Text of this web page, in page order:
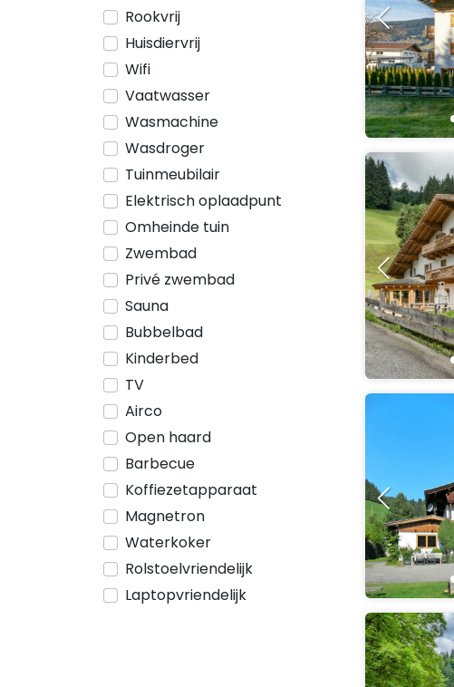
Rookvrij
Huisdiervrij
Wifi
Vaatwasser
Wasmachine
Wasdroger
Tuinmeubilair
Elektrisch oplaadpunt
Omheinde tuin
Zwembad
Privé zwembad
Sauna
Bubbelbad
Kinderbed
TV
Airco
Open haard
Barbecue
Koffiezetapparaat
Magnetron
Waterkoker
Rolstoelvriendelijk
Laptopvriendelijk